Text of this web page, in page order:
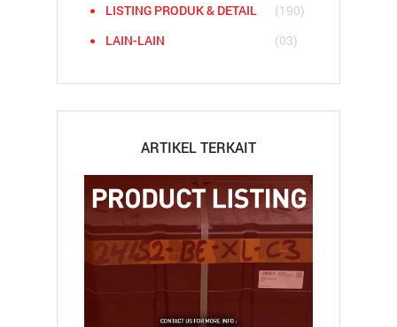
LISTING PRODUK & DETAIL
(190)
LAIN-LAIN
(03)
ARTIKEL TERKAIT